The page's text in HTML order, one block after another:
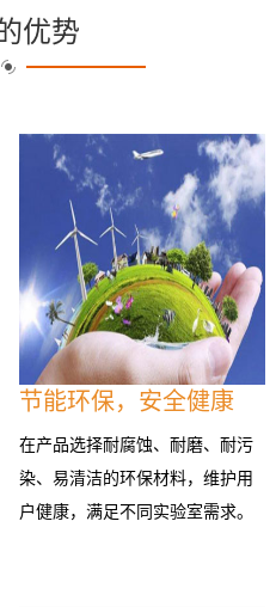
优势
节能环保，安全健康
在产品选择耐腐蚀、耐磨、耐污
染、易清洁的环保材料，维护用
户健康，满足不同实验室需求。